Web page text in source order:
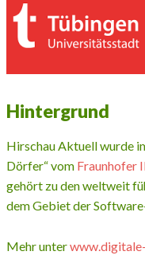
Hintergrund
Hirschau Aktuell wurde
Dörfer“ vom Fraunhofer
gehört zu den weltweit
dem Gebiet der
Mehr unter